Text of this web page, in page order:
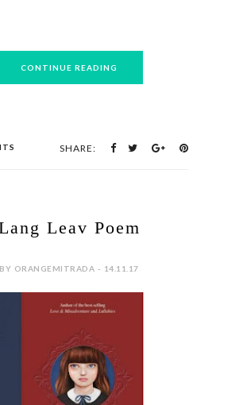
CONTINUE READING
SHARE:
Leav Poem
BY ORANGEMITRADA - 14.11.17